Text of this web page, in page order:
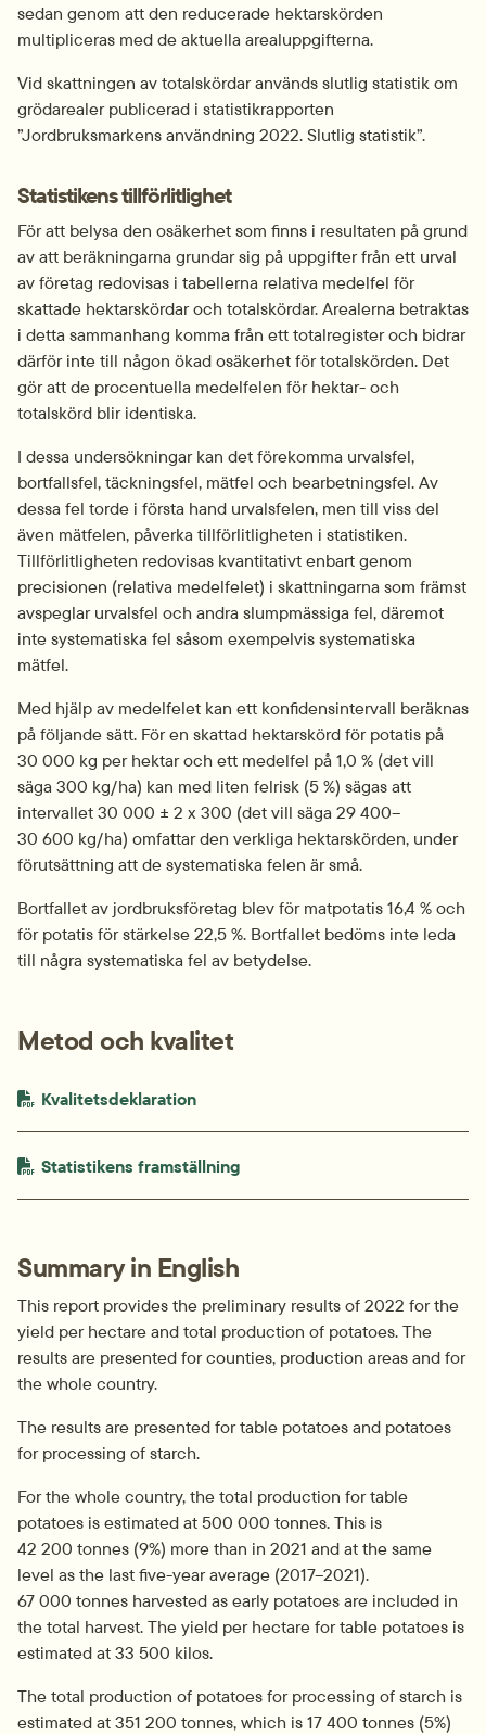
sedan genom att den reducerade hektarskörden
multipliceras med de aktuella arealuppgifterna.
Vid skattningen av totalskördar används slutlig statistik om
grödarealer publicerad i statistik­rapporten
”Jordbruksmarkens användning 2022. Slutlig statistik”.
Statistikens tillförlitlighet
För att belysa den osäkerhet som finns i resultaten på grund
av att beräkningarna grundar sig på uppgifter från ett urval
av företag redovisas i tabellerna relativa medelfel för
skattade hektarskördar och totalskördar. Arealerna betraktas
i detta sammanhang komma från ett totalregister och bidrar
därför inte till någon ökad osäkerhet för totalskörden. Det
gör att de procentuella medelfelen för hektar- och
totalskörd blir identiska.
I dessa undersökningar kan det förekomma urvalsfel,
bortfallsfel, täckningsfel, mätfel och bearbetningsfel. Av
dessa fel torde i första hand urvalsfelen, men till viss del
även mätfelen, påverka tillförlitligheten i statistiken.
Tillförlitligheten redovisas kvantitativt enbart genom
precisionen (relativa medelfelet) i skattningarna som främst
avspeglar urvalsfel och andra slumpmässiga fel, däremot
inte systematiska fel såsom exempelvis systematiska
mätfel.
Med hjälp av medelfelet kan ett konfidensintervall beräknas
på följande sätt. För en skattad hektarskörd för potatis på
30 000 kg per hektar och ett medelfel på 1,0 % (det vill
säga 300 kg/ha) kan med liten felrisk (5 %) sägas att
intervallet 30 000 ± 2 x 300 (det vill säga 29 400–
30 600 kg/ha) omfattar den verkliga hektarskörden, under
förutsättning att de systematiska felen är små.
Bortfallet av jordbruksföretag blev för matpotatis 16,4 % och
för potatis för stärkelse 22,5 %. Bortfallet bedöms inte leda
till några systematiska fel av betydelse.
Metod och kvalitet
PDF-fil.
Kvalitetsdeklarationpdf, 681.6 kB.
PDF-fil.
Statistikens framställningpdf, 709.5 kB.
Summary in English
This report provides the preliminary results of 2022 for the
yield per hectare and total production of potatoes. The
results are presented for counties, production areas and for
the whole country.
The results are presented for table potatoes and potatoes
for processing of starch.
For the whole country, the total production for table
potatoes is estimated at 500 000 tonnes. This is
42 200 tonnes (9%) more than in 2021 and at the same
level as the last five-year average (2017–2021).
67 000 tonnes harvested as early potatoes are included in
the total harvest. The yield per hectare for table potatoes is
estimated at 33 500 kilos.
The total production of potatoes for processing of starch is
estimated at 351 200 tonnes, which is 17 400 tonnes (5%)